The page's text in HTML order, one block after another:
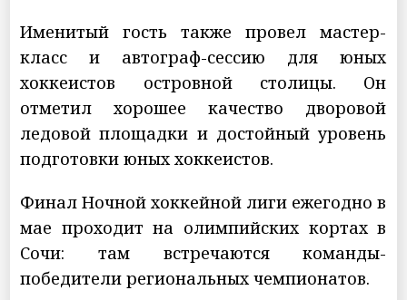
Именитый гость также провел мастер-
класс и автограф-сессию для юных
хоккеистов островной столицы. Он
отметил хорошее качество дворовой
ледовой площадки и достойный уровень
подготовки юных хоккеистов.
Финал Ночной хоккейной лиги ежегодно в
мае проходит на олимпийских кортах в
Сочи: там встречаются команды-
победители региональных чемпионатов.